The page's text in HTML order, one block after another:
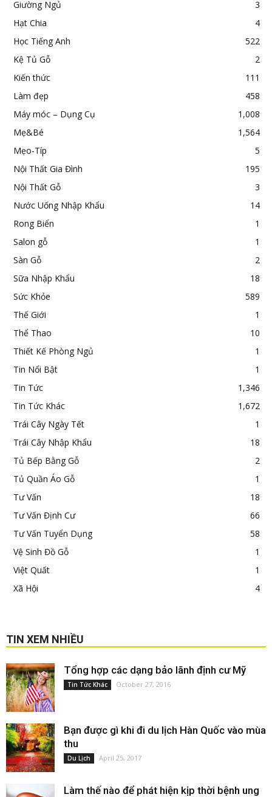
Giường Ngủ
3
Hạt Chia
4
Học Tiếng Anh
522
Kệ Tủ Gỗ
2
Kiến thức
111
Làm đẹp
458
Máy móc – Dụng Cụ
1,008
Mẹ&Bé
1,564
Mẹo-Típ
5
Nội Thất Gia Đình
195
Nội Thất Gỗ
3
Nước Uống Nhập Khẩu
14
Rong Biển
1
Salon gỗ
1
Sàn Gỗ
2
Sữa Nhập Khẩu
18
Sức Khỏe
589
Thế Giới
1
Thể Thao
10
Thiết Kế Phòng Ngủ
1
Tin Nổi Bật
1
Tin Tức
1,346
Tin Tức Khác
1,672
Trái Cây Ngày Tết
1
Trái Cây Nhập Khẩu
18
Tủ Bếp Bằng Gỗ
2
Tủ Quần Áo Gỗ
1
Tư Vấn
18
Tư Vấn Định Cư
66
Tư Vấn Tuyển Dụng
58
Vệ Sinh Đồ Gỗ
1
Việt Quất
1
Xã Hội
4
TIN XEM NHIỀU
Tổng hợp các dạng bảo lãnh định cư Mỹ
Tin Tức Khác October 27, 2016
Bạn được gì khi đi du lịch Hàn Quốc vào mùa
thu
Du Lịch April 25, 2017
Làm thế nào để phát hiện kịp thời bệnh ung